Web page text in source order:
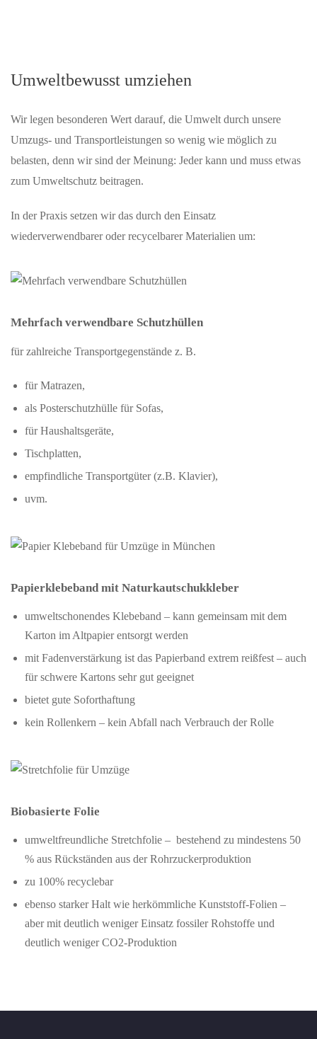
Umweltbewusst umziehen
Wir legen besonderen Wert darauf, die Umwelt durch unsere
Umzugs- und Transportleistungen so wenig wie möglich zu
belasten, denn wir sind der Meinung: Jeder kann und muss etwas
zum Umweltschutz beitragen.
In der Praxis setzen wir das durch den Einsatz
wiederverwendbarer oder recycelbarer Materialien um:
Mehrfach verwendbare Schutzhüllen
für zahlreiche Transportgegenstände z. B.
für Matrazen,
als Posterschutzhülle für Sofas,
für Haushaltsgeräte,
Tischplatten,
empfindliche Transportgüter (z.B. Klavier),
uvm.
Papierklebeband mit Naturkautschukkleber
umweltschonendes Klebeband – kann gemeinsam mit dem
Karton im Altpapier entsorgt werden
mit Fadenverstärkung ist das Papierband extrem reißfest – auch
für schwere Kartons sehr gut geeignet
bietet gute Soforthaftung
kein Rollenkern – kein Abfall nach Verbrauch der Rolle
Biobasierte Folie
umweltfreundliche Stretchfolie – bestehend zu mindestens 50
% aus Rückständen aus der Rohrzuckerproduktion
zu 100% recyclebar
ebenso starker Halt wie herkömmliche Kunststoff-Folien –
aber mit deutlich weniger Einsatz fossiler Rohstoffe und
deutlich weniger CO2-Produktion